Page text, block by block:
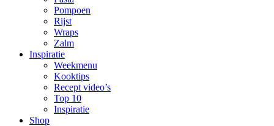
Pompoen
Rijst
Wraps
Zalm
Inspiratie
Weekmenu
Kooktips
Recept video’s
Top 10
Inspiratie
Shop